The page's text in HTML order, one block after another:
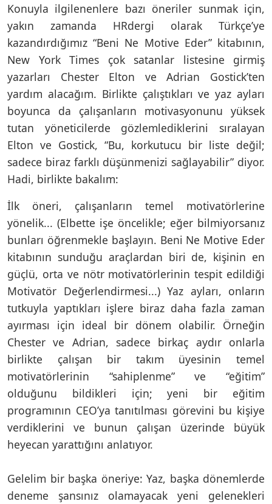
Konuyla ilgilenenlere bazı öneriler sunmak için,
yakın zamanda HRdergi olarak Türkçe’ye
kazandırdığımız “Beni Ne Motive Eder” kitabının,
New York Times çok satanlar listesine girmiş
yazarları Chester Elton ve Adrian Gostick’ten
yardım alacağım. Birlikte çalıştıkları ve yaz ayları
boyunca da çalışanların motivasyonunu yüksek
tutan yöneticilerde gözlemlediklerini sıralayan
Elton ve Gostick, “Bu, korkutucu bir liste değil;
sadece biraz farklı düşünmenizi sağlayabilir” diyor.
Hadi, birlikte bakalım:
İlk öneri, çalışanların temel motivatörlerine
yönelik... (Elbette işe öncelikle; eğer bilmiyorsanız
bunları öğrenmekle başlayın. Beni Ne Motive Eder
kitabının sunduğu araçlardan biri de, kişinin en
güçlü, orta ve nötr motivatörlerinin tespit edildiği
Motivatör Değerlendirmesi...) Yaz ayları, onların
tutkuyla yaptıkları işlere biraz daha fazla zaman
ayırması için ideal bir dönem olabilir. Örneğin
Chester ve Adrian, sadece birkaç aydır onlarla
birlikte çalışan bir takım üyesinin temel
motivatörlerinin “sahiplenme” ve “eğitim”
olduğunu bildikleri için; yeni bir eğitim
programının CEO’ya tanıtılması görevini bu kişiye
verdiklerini ve bunun çalışan üzerinde büyük
heyecan yarattığını anlatıyor.
Gelelim bir başka öneriye: Yaz, başka dönemlerde
deneme şansınız olamayacak yeni gelenekleri